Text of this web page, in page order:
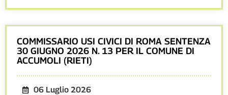
COMMISSARIO USI CIVICI DI ROMA SENTENZA
30 GIUGNO 2026 N. 13 PER IL COMUNE DI
ACCUMOLI (RIETI)
06 Luglio 2026